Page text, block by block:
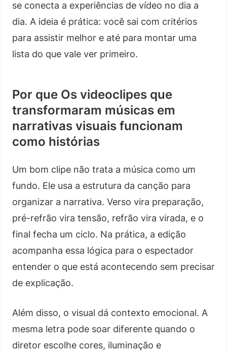
se conecta a experiências de vídeo no dia a
dia. A ideia é prática: você sai com critérios
para assistir melhor e até para montar uma
lista do que vale ver primeiro.
Por que Os videoclipes que
transformaram músicas em
narrativas visuais funcionam
como histórias
Um bom clipe não trata a música como um
fundo. Ele usa a estrutura da canção para
organizar a narrativa. Verso vira preparação,
pré-refrão vira tensão, refrão vira virada, e o
final fecha um ciclo. Na prática, a edição
acompanha essa lógica para o espectador
entender o que está acontecendo sem precisar
de explicação.
Além disso, o visual dá contexto emocional. A
mesma letra pode soar diferente quando o
diretor escolhe cores, iluminação e